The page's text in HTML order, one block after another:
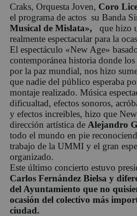
Craks, Orquesta Joven, Coro
el programa de actos su Banda
Musical de Mislata», que hizo
realmente espectacular para la
El espectáculo «New Age»
contemporánea historia donde
por la paz mundial, nos hizo
que nadie del público esperaba
montaje realizado. Música
dificualtad, efectos sonoros,
y efectos increibles, hizo que
dirección artística de Alejandro
todo el mundo en pie
trabajo de la UMMI y el gran
organizado.
Este último concierto estuvo
Carlos Fernández Bielsa y
del Ayuntamiento que no
ocasión del colectivo más
ciudad.